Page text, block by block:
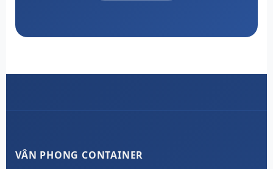
VÂN PHONG CONTAINER